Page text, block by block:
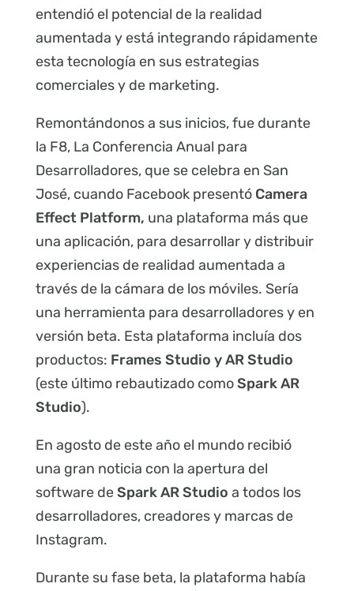
entendió el potencial de la realidad
aumentada y está integrando rápidamente
esta tecnología en sus estrategias
comerciales y de marketing.
Remontándonos a sus inicios, fue durante
la F8, La Conferencia Anual para
Desarrolladores, que se celebra en San
José, cuando Facebook presentó Camera
Effect Platform, una plataforma más que
una aplicación, para desarrollar y distribuir
experiencias de realidad aumentada a
través de la cámara de los móviles. Sería
una herramienta para desarrolladores y en
versión beta. Esta plataforma incluía dos
productos: Frames Studio y AR Studio
(este último rebautizado comoSpark AR
Studio).
En agosto de este año el mundo recibió
una gran noticia con la apertura del
software deSpark AR Studio a todos los
desarrolladores, creadores y marcas de
Instagram.
Durante su fase beta, la plataforma había